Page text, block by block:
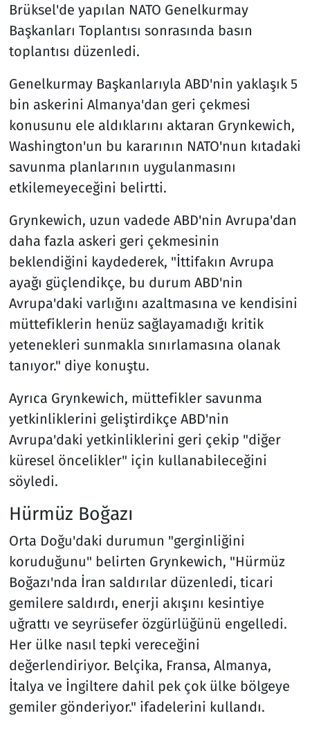
Brüksel'de yapılan NATO Genelkurmay
Başkanları Toplantısı sonrasında basın
toplantısı düzenledi.
Genelkurmay Başkanlarıyla ABD'nin yaklaşık 5
bin askerini Almanya'dan geri çekmesi
konusunu ele aldıklarını aktaran Grynkewich,
Washington'un bu kararının NATO'nun kıtadaki
savunma planlarının uygulanmasını
etkilemeyeceğini belirtti.
Grynkewich, uzun vadede ABD'nin Avrupa'dan
daha fazla askeri geri çekmesinin
beklendiğini kaydederek, "İttifakın Avrupa
ayağı güçlendikçe, bu durum ABD'nin
Avrupa'daki varlığını azaltmasına ve kendisini
müttefiklerin henüz sağlayamadığı kritik
yetenekleri sunmakla sınırlamasına olanak
tanıyor." diye konuştu.
Ayrıca Grynkewich, müttefikler savunma
yetkinliklerini geliştirdikçe ABD'nin
Avrupa'daki yetkinliklerini geri çekip "diğer
küresel öncelikler" için kullanabileceğini
söyledi.
Hürmüz Boğazı
Orta Doğu'daki durumun "gerginliğini
koruduğunu" belirten Grynkewich, "Hürmüz
Boğazı'nda İran saldırılar düzenledi, ticari
gemilere saldırdı, enerji akışını kesintiye
uğrattı ve seyrüsefer özgürlüğünü engelledi.
Her ülke nasıl tepki vereceğini
değerlendiriyor. Belçika, Fransa, Almanya,
İtalya ve İngiltere dahil pek çok ülke bölgeye
gemiler gönderiyor." ifadelerini kullandı.
Televizyon